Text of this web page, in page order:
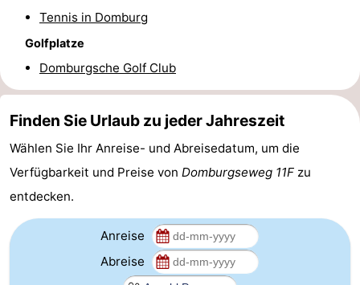
Parken
Reisebuchshop
Medizin
Zeeland
Schouwen-
Duiveland
-
Renesse
-
Brouwershaven
Tennis in Domburg
Golfplatze
Domburgsche Golf Club
Finden Sie Urlaub zu jeder Jahreszeit
Wählen Sie Ihr Anreise- und Abreisedatum, um die
Verfügbarkeit und Preise von Domburgseweg 11F zu
entdecken.
Anreise
Abreise